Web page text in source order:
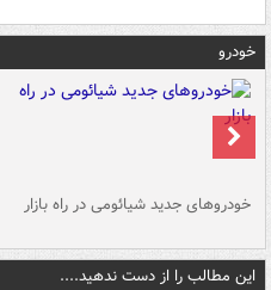
خودرو
خودروهای جدید شیائومی در راه بازار
این مطالب را از دست ندهید....